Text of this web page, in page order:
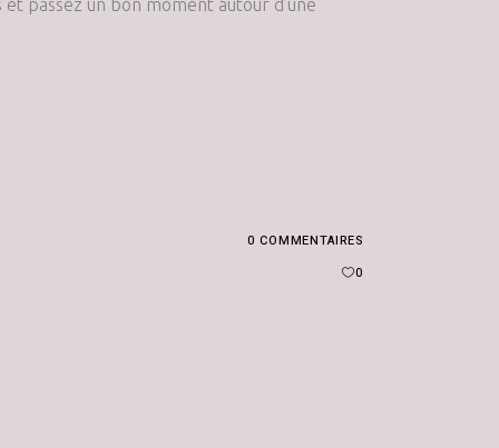
passez un bon moment autour d’une
0 COMMENTAIRES
0